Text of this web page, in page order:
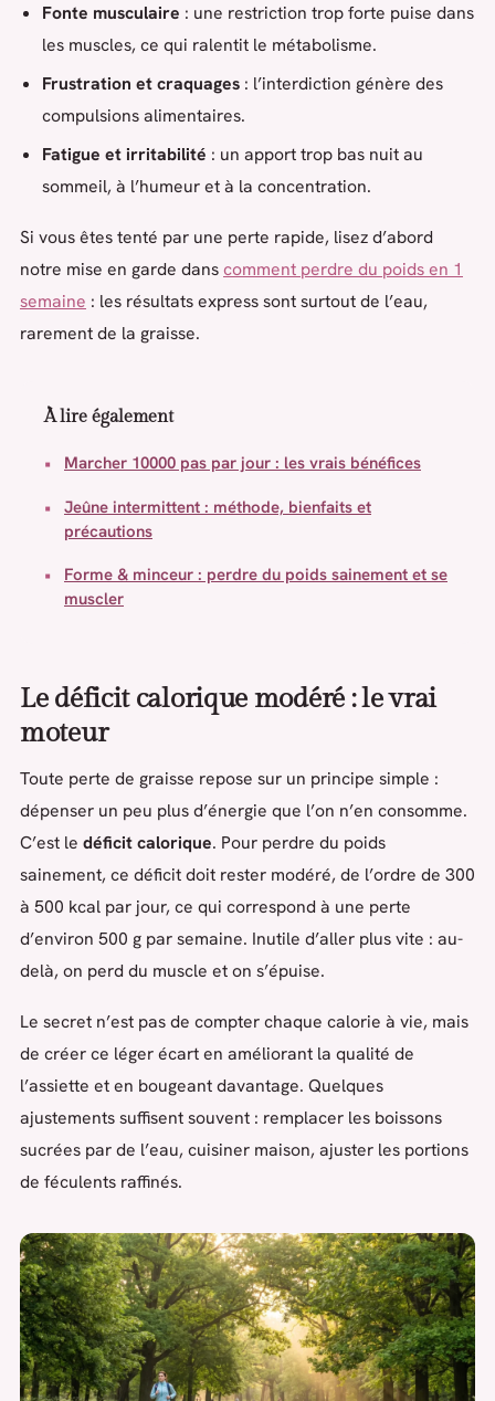
Fonte musculaire : une restriction trop forte puise dans
les muscles, ce qui ralentit le métabolisme.
Frustration et craquages : l’interdiction génère des
compulsions alimentaires.
Fatigue et irritabilité : un apport trop bas nuit au
sommeil, à l’humeur et à la concentration.
Si vous êtes tenté par une perte rapide, lisez d’abord
notre mise en garde danscomment perdre du poids en 1
semaine : les résultats express sont surtout de l’eau,
rarement de la graisse.
À lire également
Marcher 10000 pas par jour : les vrais bénéfices
Jeûne intermittent : méthode, bienfaits et
précautions
Forme & minceur : perdre du poids sainement et se
muscler
Le déficit calorique modéré : le vrai
moteur
Toute perte de graisse repose sur un principe simple :
dépenser un peu plus d’énergie que l’on n’en consomme.
C’est le déficit calorique. Pour perdre du poids
sainement, ce déficit doit rester modéré, de l’ordre de 300
à 500 kcal par jour, ce qui correspond à une perte
d’environ 500 g par semaine. Inutile d’aller plus vite : au-
delà, on perd du muscle et on s’épuise.
Le secret n’est pas de compter chaque calorie à vie, mais
de créer ce léger écart en améliorant la qualité de
l’assiette et en bougeant davantage. Quelques
ajustements suffisent souvent : remplacer les boissons
sucrées par de l’eau, cuisiner maison, ajuster les portions
de féculents raffinés.